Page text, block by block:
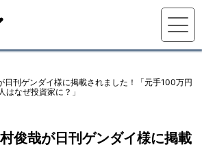
日刊ゲンダイ様に掲載されました！「元手100万円
はなぜ投資家に？」
俊哉が日刊ゲンダイ様に掲載